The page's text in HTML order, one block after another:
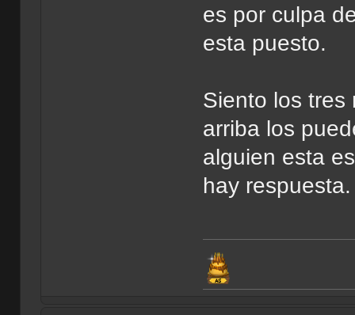
es por culpa
esta puesto.
Siento los tres
arriba los
alguien esta
hay respuesta.